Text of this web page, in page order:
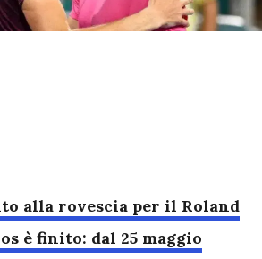
alla rovescia per il Roland
è finito: dal 25 maggio